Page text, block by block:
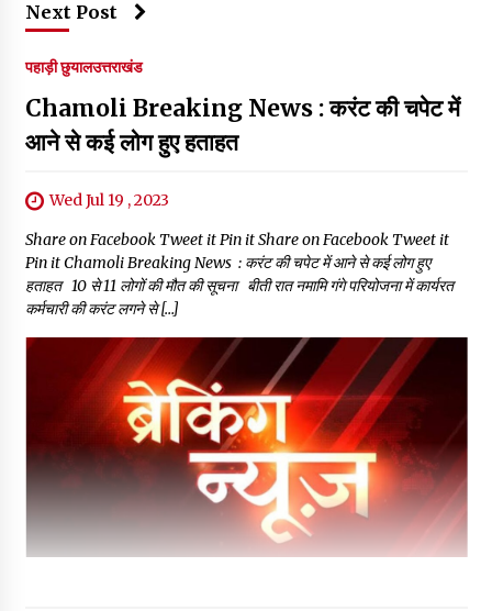
Next Post
पहाड़ी छुयालउत्तराखंड
Chamoli Breaking News : करंट की चपेट में
आने से कई लोग हुए हताहत
Wed Jul 19 , 2023
Share on Facebook Tweet it Pin it Share on Facebook Tweet it
Pin it Chamoli Breaking News : करंट की चपेट में आने से कई लोग हुए
हताहत 10 से 11 लोगों की मौत की सूचना बीती रात नमामि गंगे परियोजना में कार्यरत
कर्मचारी की करंट लगने से […]